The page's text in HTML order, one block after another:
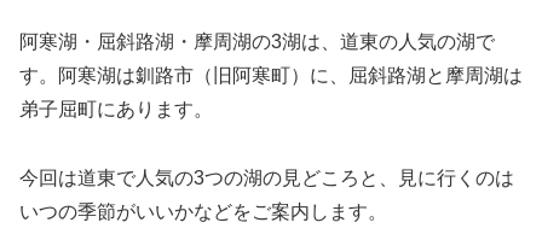
阿寒湖・屈斜路湖・摩周湖の3湖は、道東の人気の湖で
す。阿寒湖は釧路市（旧阿寒町）に、屈斜路湖と摩周湖は
弟子屈町にあります。
今回は道東で人気の3つの湖の見どころと、見に行くのは
いつの季節がいいかなどをご案内します。